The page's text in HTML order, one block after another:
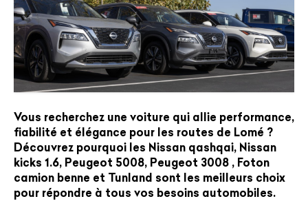
Vous recherchez une voiture qui allie performance,
fiabilité et élégance pour les routes de Lomé ?
Découvrez pourquoi les Nissan qashqai, Nissan
kicks 1.6, Peugeot 5008, Peugeot 3008 , Foton
camion benne et Tunland sont les meilleurs choix
pour répondre à tous vos besoins automobiles.